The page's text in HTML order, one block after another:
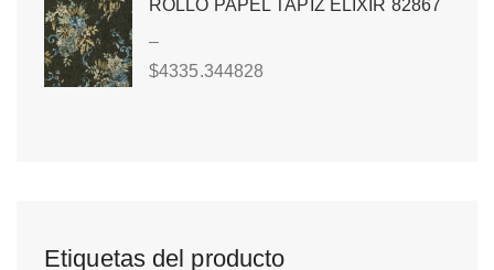
ROLLO PAPEL TAPIZ ELIXIR 82867
–
$4335.344828
Etiquetas del producto